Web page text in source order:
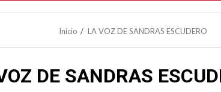
Inicio LA VOZ DE SANDRAS ESCUDERO
DE SANDRAS